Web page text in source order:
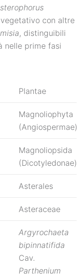
con altre
, distinguibili
nelle prime fasi
Plantae
Magnoliophyta
(Angiospermae)
Magnoliopsida
(Dicotyledonae)
Asterales
Asteraceae
Argyrochaeta
bipinnatifida
Cav.
Parthenium